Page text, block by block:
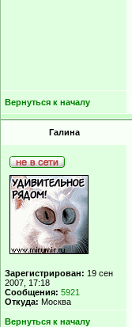
Вернуться к началу
Гaлинa
Зарегистрирован: 19 сен
2007, 17:18
Сообщения: 5921
Откуда: Москва
Вернуться к началу